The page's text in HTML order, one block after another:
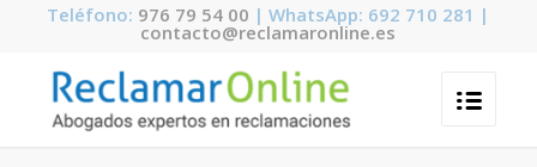
Teléfono: 976 79 54 00 | WhatsApp: 692 710 281 |
contacto@reclamaronline.es